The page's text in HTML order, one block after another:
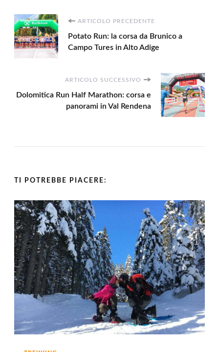
Navigazione
articoli
ARTICOLO PRECEDENTE
Potato Run: la corsa da Brunico a
Campo Tures in Alto Adige
ARTICOLO SUCCESSIVO
Dolomitica Run Half Marathon: corsa e
panorami in Val Rendena
TI POTREBBE PIACERE: